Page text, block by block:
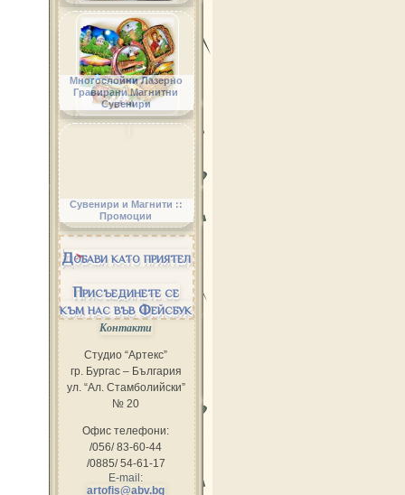
Многослойни Лазерно
Гравирани Магнитни
Сувенири
Сувенири и Магнити ::
Промоции
Добави като приятел
Присъединете се
към нас във Фейсбук
Контакти
Студио “Артекс”
гр. Бургас – България
ул. “Ал. Стамболийски”
№ 20
Офис телефони:
/056/ 83-60-44
/0885/ 54-61-17
E-mail:
artofis@abv.bg